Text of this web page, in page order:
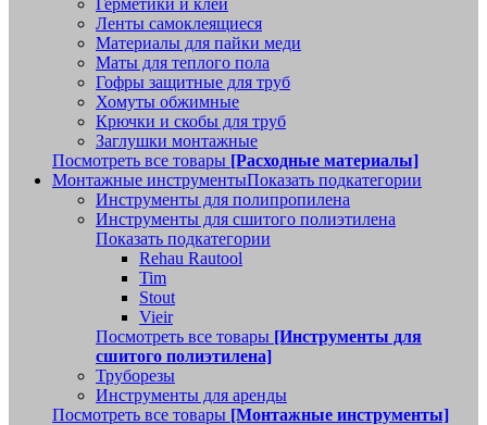
Герметики и клеи
Ленты самоклеящиеся
Материалы для пайки меди
Маты для теплого пола
Гофры защитные для труб
Хомуты обжимные
Крючки и скобы для труб
Заглушки монтажные
Посмотреть все товары [Расходные материалы]
Монтажные инструментыПоказать подкатегории
Инструменты для полипропилена
Инструменты для сшитого полиэтилена
Показать подкатегории
Rehau Rautool
Tim
Stout
Vieir
Посмотреть все товары [Инструменты для
сшитого полиэтилена]
Труборезы
Инструменты для аренды
Посмотреть все товары [Монтажные инструменты]